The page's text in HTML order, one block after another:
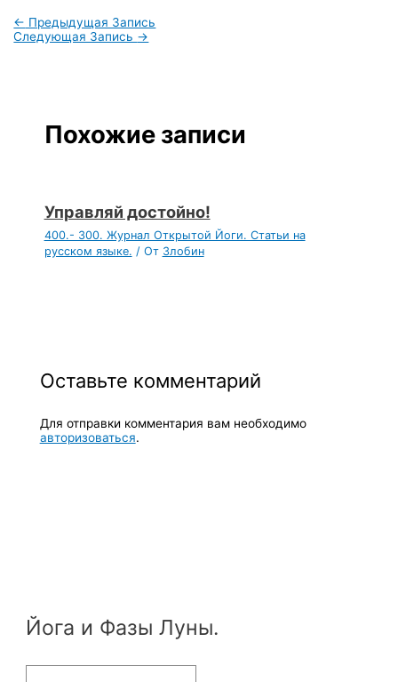
← Предыдущая Запись
Следующая Запись →
Похожие записи
Управляй достойно!
400.- 300. Журнал Открытой Йоги. Статьи на
русском языке. / От Злобин
Оставьте комментарий
Для отправки комментария вам необходимо
авторизоваться.
Йога и Фазы Луны.